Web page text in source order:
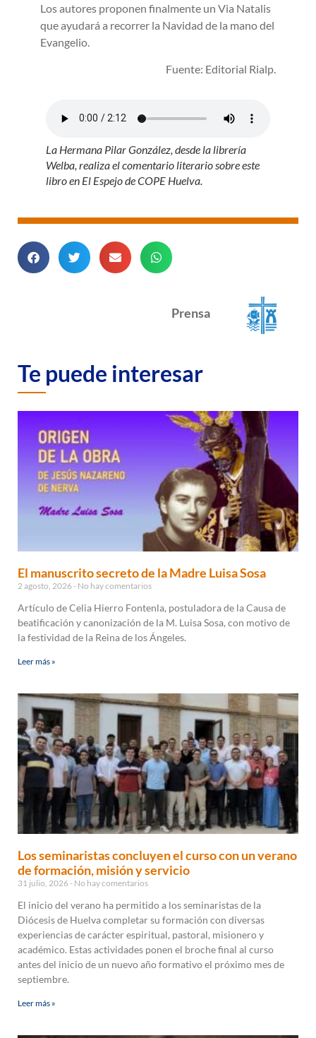
Los autores proponen finalmente un Via Natalis
que ayudará a recorrer la Navidad de la mano del
Evangelio.
Fuente: Editorial Rialp.
La Hermana Pilar González, desde la librería
Welba, realiza el comentario literario sobre este
libro en El Espejo de COPE Huelva.
Prensa
Te puede interesar
El manuscrito secreto de la Madre Luisa Sosa
2 agosto, 2026 No hay comentarios
Artículo de Celia Hierro Fontenla, postuladora de la Causa de
beatificación y canonización de la M. Luisa Sosa, con motivo de
la festividad de la Reina de los Ángeles.
Leer más »
Los seminaristas concluyen el curso con un verano
de formación, misión y servicio
31 julio, 2026 No hay comentarios
El inicio del verano ha permitido a los seminaristas de la
Diócesis de Huelva completar su formación con diversas
experiencias de carácter espiritual, pastoral, misionero y
académico. Estas actividades ponen el broche final al curso
antes del inicio de un nuevo año formativo el próximo mes de
septiembre.
Leer más »